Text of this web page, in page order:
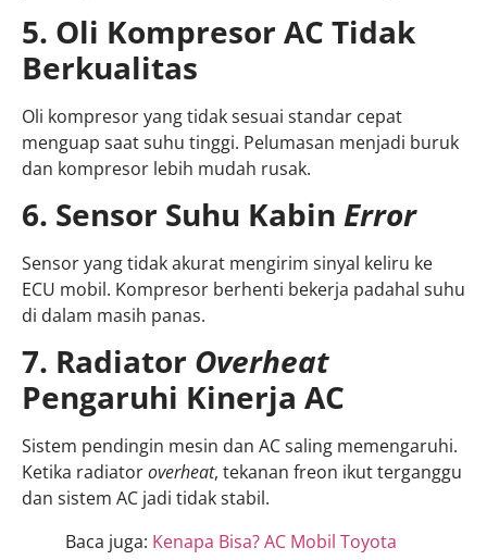
5. Oli Kompresor AC Tidak
Berkualitas
Oli kompresor yang tidak sesuai standar cepat
menguap saat suhu tinggi. Pelumasan menjadi buruk
dan kompresor lebih mudah rusak.
6. Sensor Suhu Kabin Error
Sensor yang tidak akurat mengirim sinyal keliru ke
ECU mobil. Kompresor berhenti bekerja padahal suhu
di dalam masih panas.
7. Radiator Overheat
Pengaruhi Kinerja AC
Sistem pendingin mesin dan AC saling memengaruhi.
Ketika radiatoroverheat, tekanan freon ikut terganggu
dan sistem AC jadi tidak stabil.
Baca juga: Kenapa Bisa? AC Mobil Toyota